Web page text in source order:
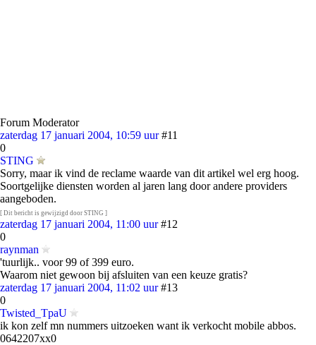
Forum Moderator
zaterdag 17 januari 2004, 10:59 uur #11
0
STING
Sorry, maar ik vind de reclame waarde van dit artikel wel erg hoog.
Soortgelijke diensten worden al jaren lang door andere providers
aangeboden.
[ Dit bericht is gewijzigd door STING ]
zaterdag 17 januari 2004, 11:00 uur #12
0
raynman
'tuurlijk.. voor 99 of 399 euro.
Waarom niet gewoon bij afsluiten van een keuze gratis?
zaterdag 17 januari 2004, 11:02 uur #13
0
Twisted_TpaU
ik kon zelf mn nummers uitzoeken want ik verkocht mobile abbos.
0642207xx0